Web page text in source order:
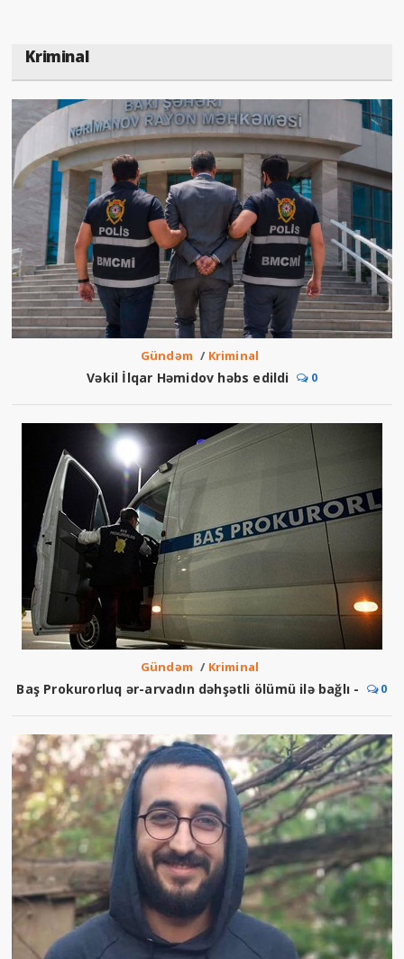
Kriminal
Gündəm / Kriminal
Vəkil İlqar Həmidov həbs edildi 0
Gündəm / Kriminal
Baş Prokurorluq ər-arvadın dəhşətli ölümü ilə bağlı - 0